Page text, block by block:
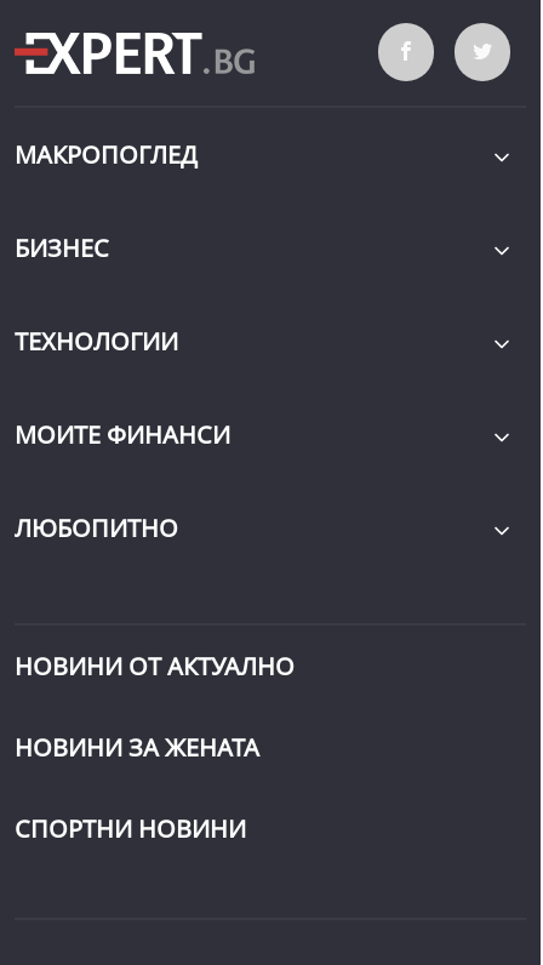
МАКРОПОГЛЕД
БИЗНЕС
ТЕХНОЛОГИИ
МОИТЕ ФИНАНСИ
ЛЮБОПИТНО
НОВИНИ ОТ АКТУАЛНО
НОВИНИ ЗА ЖЕНАТА
СПОРТНИ НОВИНИ